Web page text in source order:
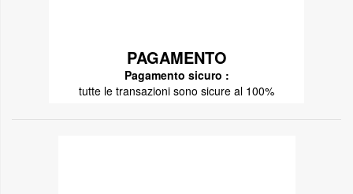
PAGAMENTO
Pagamento sicuro :
tutte le transazioni sono sicure al 100%